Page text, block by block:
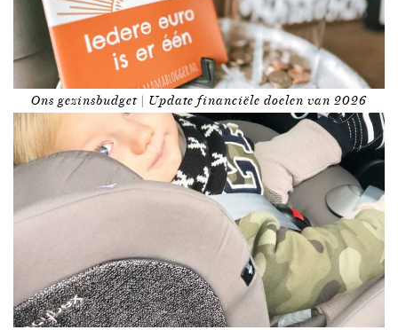
Ons gezinsbudget | Update financiële doelen van 2026